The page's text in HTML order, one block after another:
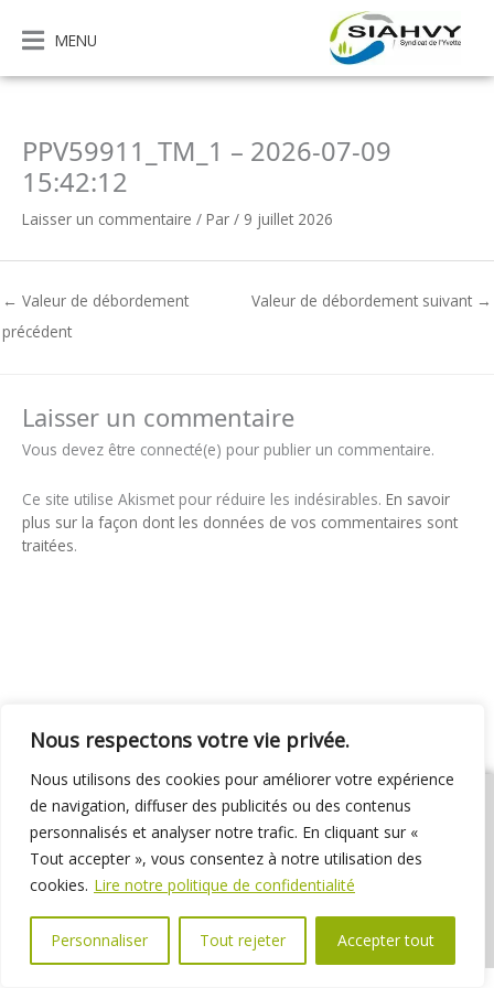
Nous respectons votre vie privée.
Nous utilisons des cookies pour améliorer votre expérience
de navigation, diffuser des publicités ou des contenus
personnalisés et analyser notre trafic. En cliquant sur «
Tout accepter », vous consentez à notre utilisation des
cookies. Lire notre politique de confidentialité
Personnaliser Tout rejeter Accepter tout
contenu
MENU
PPV59911_TM_1 – 2026-07-09
15:42:12
Laisser un commentaire / Par / 9 juillet 2026
← Valeur de débordement
précédent
Valeur de débordement suivant →
Laisser un commentaire
Vous devez être connecté(e) pour publier un commentaire.
Ce site utilise Akismet pour réduire les indésirables. En savoir
plus sur la façon dont les données de vos commentaires sont
traitées.
01 69 31 72 10 01 69 31 37 31
Nous contacter
Espace élus
Marchés publics Délibérations